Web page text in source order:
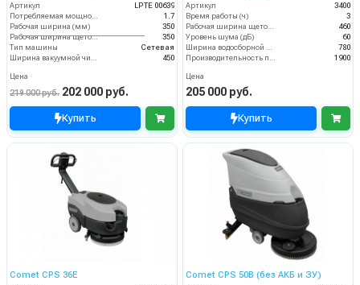
Артикул
LPTE 00639
1.7
Рабочая ширина (мм)
350
Рабочая ширина щеток (мм)
350
Тип машины
Сетевая
450
Цена
219 000 руб. 202 000 руб.
Купить
Артикул
3400
Время работы (ч)
3
460
Уровень шума (дБ)
60
780
1900
Цена
205 000 руб.
Купить
Comet CPS 36E Comet CPS 50B (без АКБ и ЗУ)